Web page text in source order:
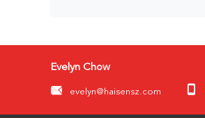
Evelyn Chow
evelyn@haisensz.com